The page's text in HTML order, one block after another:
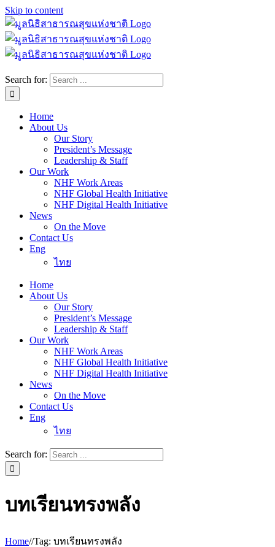
Skip to content
Search for:
Home
About Us
Our Story
President’s Message
Leadership & Staff
Our Work
NHF Work Areas
NHF Global Health Initiative
NHF Digital Health Initiative
News
On the Move
Contact Us
Eng
ไทย
Home
About Us
Our Story
President’s Message
Leadership & Staff
Our Work
NHF Work Areas
NHF Global Health Initiative
NHF Digital Health Initiative
News
On the Move
Contact Us
Eng
ไทย
Search for:
บทเรียนทรงพลัง
Home//Tag: บทเรียนทรงพลัง